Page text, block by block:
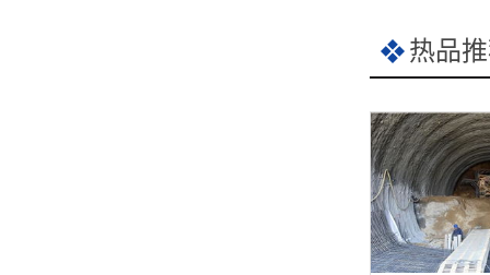
热品